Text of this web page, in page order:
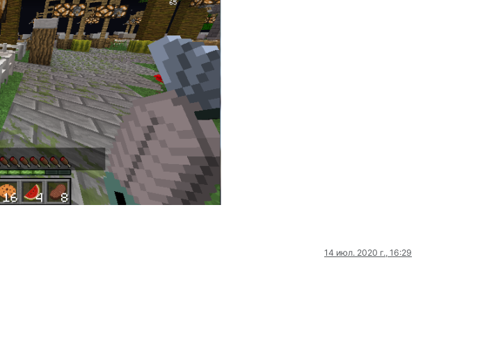
14 июл. 2020 г., 16:29